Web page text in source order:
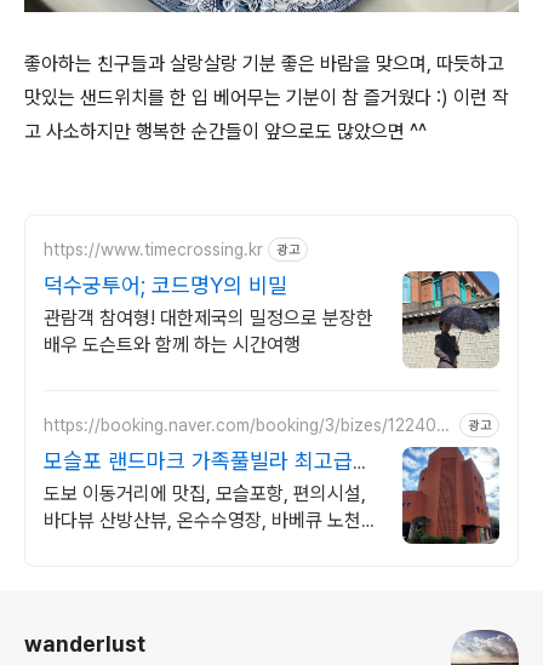
좋아하는 친구들과 살랑살랑 기분 좋은 바람을 맞으며, 따듯하고
맛있는 샌드위치를 한 입 베어무는 기분이 참 즐거웠다 :) 이런 작
고 사소하지만 행복한 순간들이 앞으로도 많았으면 ^^
https://www.timecrossing.kr 광고
덕수궁투어; 코드명Y의 비밀
관람객 참여형! 대한제국의 밀정으로 분장한
배우 도슨트와 함께 하는 시간여행
https://booking.naver.com/booking/3/bizes/122408
광고
모슬포 랜드마크 가족풀빌라 최고급자
재, 엘리베이터까지
도보 이동거리에 맛집, 모슬포항, 편의시설,
바다뷰 산방산뷰, 온수수영장, 바베큐 노천
wanderlust